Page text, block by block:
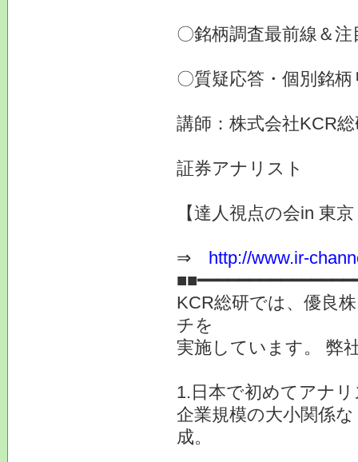
〇銘柄調査最前線＆
〇質疑応答・個別銘
講師：株式会社KCR
証券アナリス
【達人視点の会in 東
⇒ http://www.ir-
KCR総研では、優良
チを
実施しています。 弊
1.日本で初めてアナ
企業規模の大小関係
成。